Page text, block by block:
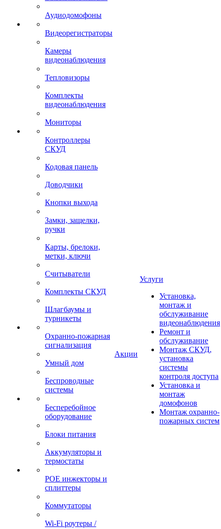
Аудиодомофоны
Видеорегистраторы
Камеры
видеонаблюдения
Тепловизоры
Комплекты
видеонаблюдения
Мониторы
Контроллеры
СКУД
Кодовая панель
Доводчики
Кнопки выхода
Замки, защелки,
ручки
Карты, брелоки,
метки, ключи
Считыватели
Комплекты СКУД
Шлагбаумы и
турникеты
Охранно-пожарная
сигнализация
Умный дом
Беспроводные
системы
Бесперебойное
оборудование
Блоки питания
Аккумуляторы и
термостаты
POE инжекторы и
сплиттеры
Коммутаторы
Wi-Fi роутеры /
Акции
Услуги
Установка,
монтаж и
обслуживание
видеонаблюдения
Ремонт и
обслуживание
Монтаж СКУД,
установка
системы
контроля доступа
Установка и
монтаж
домофонов
Монтаж охранно-
пожарных систем